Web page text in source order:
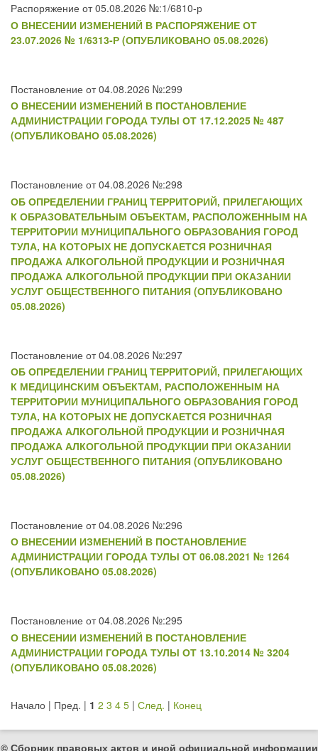
Распоряжение от 05.08.2026 №:1/6810-р
О ВНЕСЕНИИ ИЗМЕНЕНИЙ В РАСПОРЯЖЕНИЕ ОТ
23.07.2026 № 1/6313-Р (ОПУБЛИКОВАНО 05.08.2026)
Постановление от 04.08.2026 №:299
О ВНЕСЕНИИ ИЗМЕНЕНИЙ В ПОСТАНОВЛЕНИЕ
АДМИНИСТРАЦИИ ГОРОДА ТУЛЫ ОТ 17.12.2025 № 487
(ОПУБЛИКОВАНО 05.08.2026)
Постановление от 04.08.2026 №:298
ОБ ОПРЕДЕЛЕНИИ ГРАНИЦ ТЕРРИТОРИЙ, ПРИЛЕГАЮЩИХ
К ОБРАЗОВАТЕЛЬНЫМ ОБЪЕКТАМ, РАСПОЛОЖЕННЫМ НА
ТЕРРИТОРИИ МУНИЦИПАЛЬНОГО ОБРАЗОВАНИЯ ГОРОД
ТУЛА, НА КОТОРЫХ НЕ ДОПУСКАЕТСЯ РОЗНИЧНАЯ
ПРОДАЖА АЛКОГОЛЬНОЙ ПРОДУКЦИИ И РОЗНИЧНАЯ
ПРОДАЖА АЛКОГОЛЬНОЙ ПРОДУКЦИИ ПРИ ОКАЗАНИИ
УСЛУГ ОБЩЕСТВЕННОГО ПИТАНИЯ (ОПУБЛИКОВАНО
05.08.2026)
Постановление от 04.08.2026 №:297
ОБ ОПРЕДЕЛЕНИИ ГРАНИЦ ТЕРРИТОРИЙ, ПРИЛЕГАЮЩИХ
К МЕДИЦИНСКИМ ОБЪЕКТАМ, РАСПОЛОЖЕННЫМ НА
ТЕРРИТОРИИ МУНИЦИПАЛЬНОГО ОБРАЗОВАНИЯ ГОРОД
ТУЛА, НА КОТОРЫХ НЕ ДОПУСКАЕТСЯ РОЗНИЧНАЯ
ПРОДАЖА АЛКОГОЛЬНОЙ ПРОДУКЦИИ И РОЗНИЧНАЯ
ПРОДАЖА АЛКОГОЛЬНОЙ ПРОДУКЦИИ ПРИ ОКАЗАНИИ
УСЛУГ ОБЩЕСТВЕННОГО ПИТАНИЯ (ОПУБЛИКОВАНО
05.08.2026)
Постановление от 04.08.2026 №:296
О ВНЕСЕНИИ ИЗМЕНЕНИЙ В ПОСТАНОВЛЕНИЕ
АДМИНИСТРАЦИИ ГОРОДА ТУЛЫ ОТ 06.08.2021 № 1264
(ОПУБЛИКОВАНО 05.08.2026)
Постановление от 04.08.2026 №:295
О ВНЕСЕНИИ ИЗМЕНЕНИЙ В ПОСТАНОВЛЕНИЕ
АДМИНИСТРАЦИИ ГОРОДА ТУЛЫ ОТ 13.10.2014 № 3204
(ОПУБЛИКОВАНО 05.08.2026)
Начало | Пред. | 1 2 3 4 5 | След. | Конец
© Сборник правовых актов и иной официальной информации